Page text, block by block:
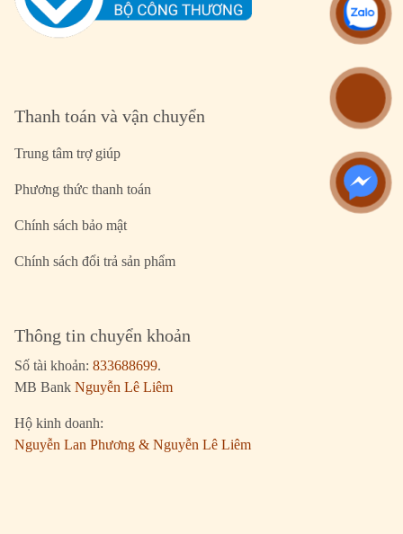
Thanh toán và vận chuyển
Trung tâm trợ giúp
Phương thức thanh toán
Chính sách bảo mật
Chính sách đổi trả sản phẩm
Thông tin chuyển khoản
Số tài khoản: 833688699.
MB Bank Nguyễn Lê Liêm
Hộ kinh doanh:
Nguyễn Lan Phương & Nguyễn Lê Liêm